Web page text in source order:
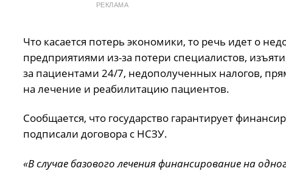
РЕКЛАМА
Что касается потерь экономики, то речь идет о
предприятиями из-за потери специалистов,
за пациентами 24/7, недополученных налогов,
на лечение и реабилитацию пациентов.
Сообщается, что государство гарантирует
подписали договора с НСЗУ.
«В случае базового лечения финансирование на